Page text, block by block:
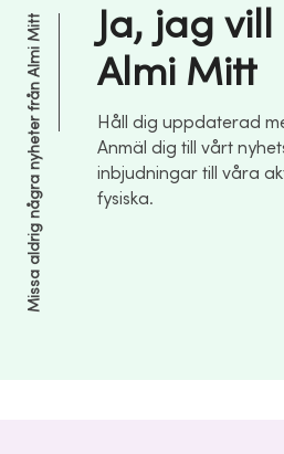
Missa aldrig några nyheter från Almi Mitt
Ja, jag
Almi Mitt
Håll dig uppdaterad
Anmäl dig till vårt
inbjudningar till våra
fysiska.